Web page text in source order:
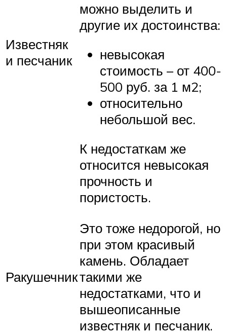
Известняк
и песчаник
можно выделить и
другие их достоинства:
невысокая
стоимость – от 400-
500 руб. за 1 м2;
относительно
небольшой вес.
К недостаткам же
относится невысокая
прочность и
пористость.
Ракушечник
Это тоже недорогой, но
при этом красивый
камень. Обладает
такими же
недостатками, что и
вышеописанные
известняк и песчаник.